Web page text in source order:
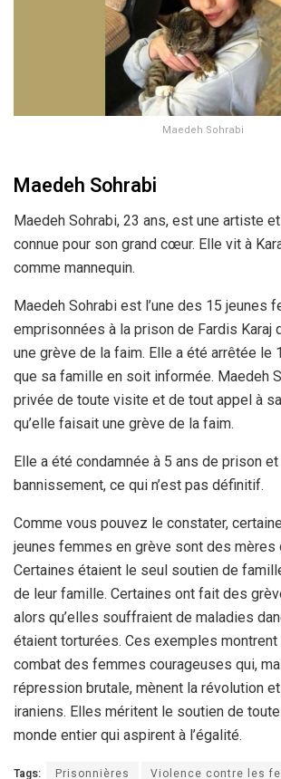
Maedeh Sohrabi
Maedeh Sohrabi
Maedeh Sohrabi, 23 ans, est une artiste
connue pour son grand cœur. Elle vit à
comme mannequin.
Maedeh Sohrabi est l’une des 15 jeunes
emprisonnées à la prison de Fardis Karaj
une grève de la faim. Elle a été arrêtée le
que sa famille en soit informée. Maedeh
privée de toute visite et de tout appel à
qu’elle faisait une grève de la faim.
Elle a été condamnée à 5 ans de prison
bannissement, ce qui n’est pas définitif.
Comme vous pouvez le constater,
jeunes femmes en grève sont des mères
Certaines étaient le seul soutien de
de leur famille. Certaines ont fait des
alors qu’elles souffraient de maladies
étaient torturées. Ces exemples montrent
combat des femmes courageuses qui,
répression brutale, mènent la révolution
iraniens. Elles méritent le soutien de
monde entier qui aspirent à l’égalité.
Tags: Prisonnières Violence contre les